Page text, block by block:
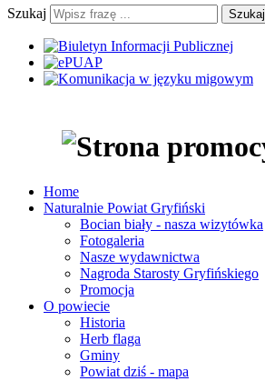
Szukaj Szukaj
Home
Naturalnie Powiat Gryfiński
Bocian biały - nasza wizytówka
Fotogaleria
Nasze wydawnictwa
Nagroda Starosty Gryfińskiego
Promocja
O powiecie
Historia
Herb flaga
Gminy
Powiat dziś - mapa